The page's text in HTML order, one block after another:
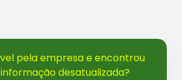
pela empresa e encontrou
desatualizada?